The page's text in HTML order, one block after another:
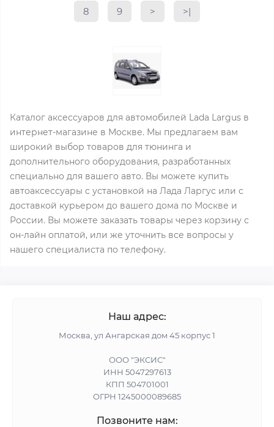
8 9 > >|
Каталог аксессуаров для автомобилей Lada Largus в
интернет-магазине в Москве. Мы предлагаем вам
широкий выбор товаров для тюнинга и
дополнительного оборудования, разработанных
специально для вашего авто. Вы можете купить
автоаксессуары с установкой на Лада Ларгус или с
доставкой курьером до вашего дома по Москве и
России. Вы можете заказать товары через корзину с
он-лайн оплатой, или же уточнить все вопросы у
нашего специалиста по телефону.
Наш адрес:
Москва, ул Ангарская дом 45 корпус 1
ООО "ЭКСИС"
ИНН 5047297613
КПП 504701001
ОГРН 1245000089685
Позвоните нам: